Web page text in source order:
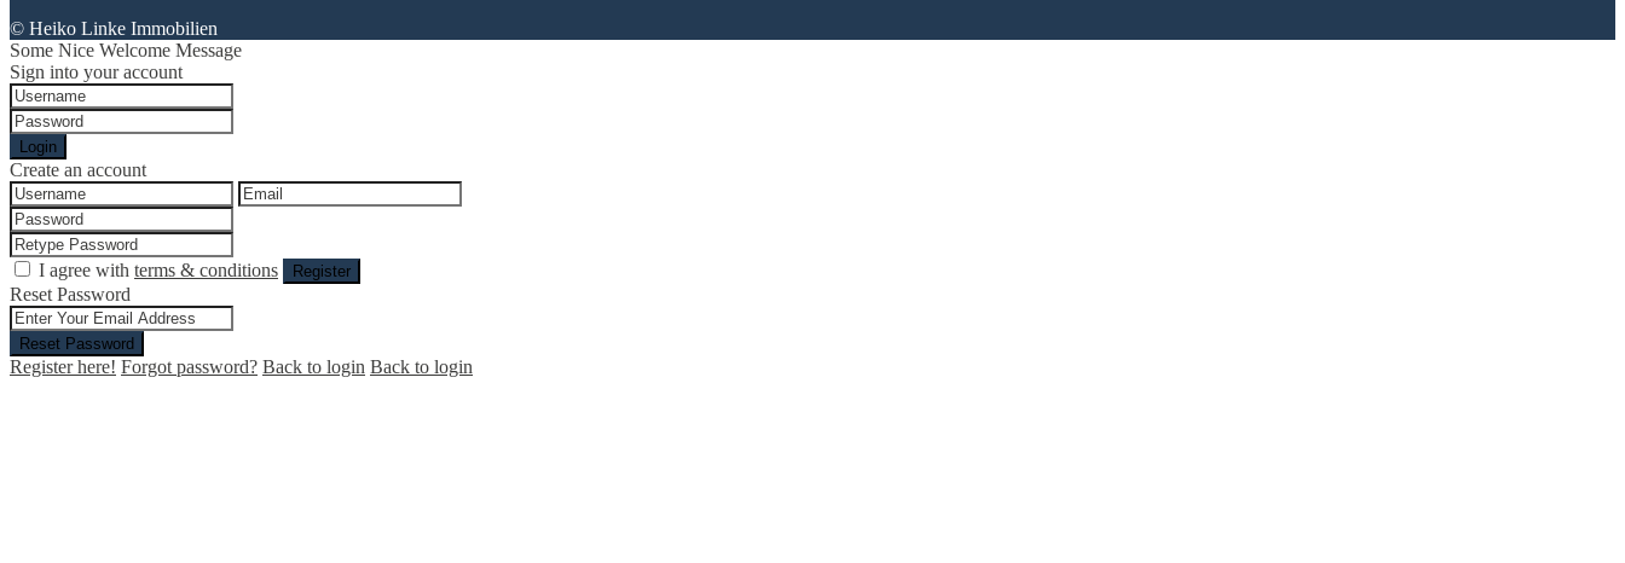
© Heiko Linke Immobilien
Some Nice Welcome Message
Sign into your account
Login
Create an account
I agree with terms & conditions Register
Reset Password
Reset Password
Register here! Forgot password? Back to login Back to login